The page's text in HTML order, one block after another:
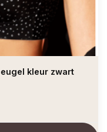
kleur zwart